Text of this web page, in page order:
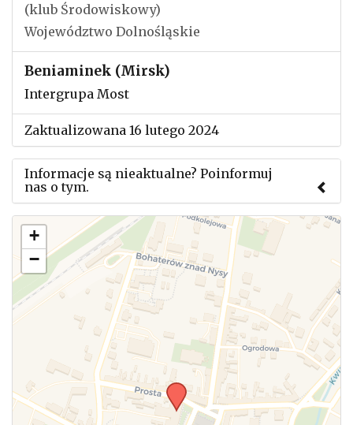
(klub Środowiskowy)
Województwo Dolnośląskie
Beniaminek (Mirsk)
Intergrupa Most
Zaktualizowana 16 lutego 2024
Informacje są nieaktualne? Poinformuj
nas o tym.
Użyj tego formularza aby przesłać informację o
zmianach w powyższym mityngu.
+
−